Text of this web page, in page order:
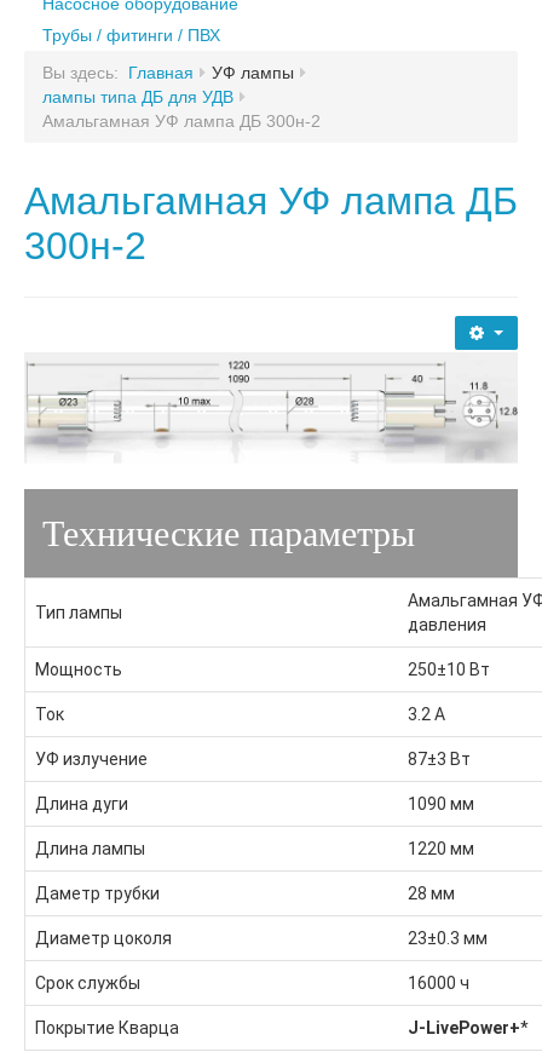
НПО «Кристалл» (uv-systems)
Bewades
DELTA-UV, BIO-UV
DinUV
Philips
Xenozone
Heraeus
Wedeco
УФ-Тех
Trident
MEGA-UV
SBOW
Блеск
Генераторы хлора
НПО «Кристалл» (uv-systems)
Sterilight
Wonder Light
Инекс-Сочи
Wedeco
УФ-Тех
Новотех-ЭКО
MEGA-UV
SBOW
Блеск
Блок дозирования коагулянта
Блок дозирования альгицида
Комплектующие для дозации
Насосное оборудование
Трубы / фитинги / ПВХ
Вы здесь: Главная
УФ лампы
лампы типа ДБ для УДВ
Амальгамная УФ лампа ДБ 300н-2
Амальгамная УФ лампа ДБ
300н-2
Технические параметры
Тип лампы
Амальгамная
давления
Мощность 250±10 Вт
Ток 3.2 А
УФ излучение 87±3 Вт
Длина дуги 1090 мм
Длина лампы 1220 мм
Даметр трубки 28 мм
Диаметр цоколя 23±0.3 мм
Срок службы 16000 ч
Покрытие Кварца J-LivePower+*